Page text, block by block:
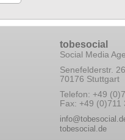
tobesocial
Social Media
Senefelderstr. 26
70176 Stuttgart
Telefon: +49
Fax: +49 (0)711
tobesocial.de